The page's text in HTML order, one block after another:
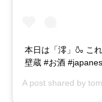
本日は「澪」🍶 こ
壁蔵 #お酒
A post shared by